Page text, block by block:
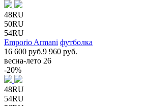
48RU
50RU
54RU
Emporio Armani футболка
16 600 руб.9 960 руб.
весна-лето 26
-20%
48RU
54RU